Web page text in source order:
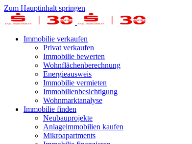
Zum Hauptinhalt springen
Immobilie verkaufen
Privat verkaufen
Immobilie bewerten
Wohnflächenberechnung
Energieausweis
Immobilie vermieten
Immobilienbesichtigung
Wohnmarktanalyse
Immobilie finden
Neubauprojekte
Anlageimmobilien kaufen
Mikroapartments